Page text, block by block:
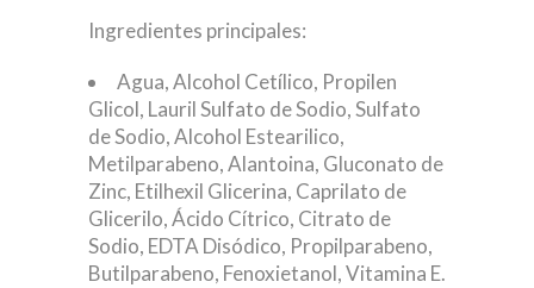
Ingredientes principales:
Agua, Alcohol Cetílico, Propilen
Glicol, Lauril Sulfato de Sodio, Sulfato
de Sodio, Alcohol Estearilico,
Metilparabeno, Alantoina, Gluconato de
Zinc, Etilhexil Glicerina, Caprilato de
Glicerilo, Ácido Cítrico, Citrato de
Sodio, EDTA Disódico, Propilparabeno,
Butilparabeno, Fenoxietanol, Vitamina E.